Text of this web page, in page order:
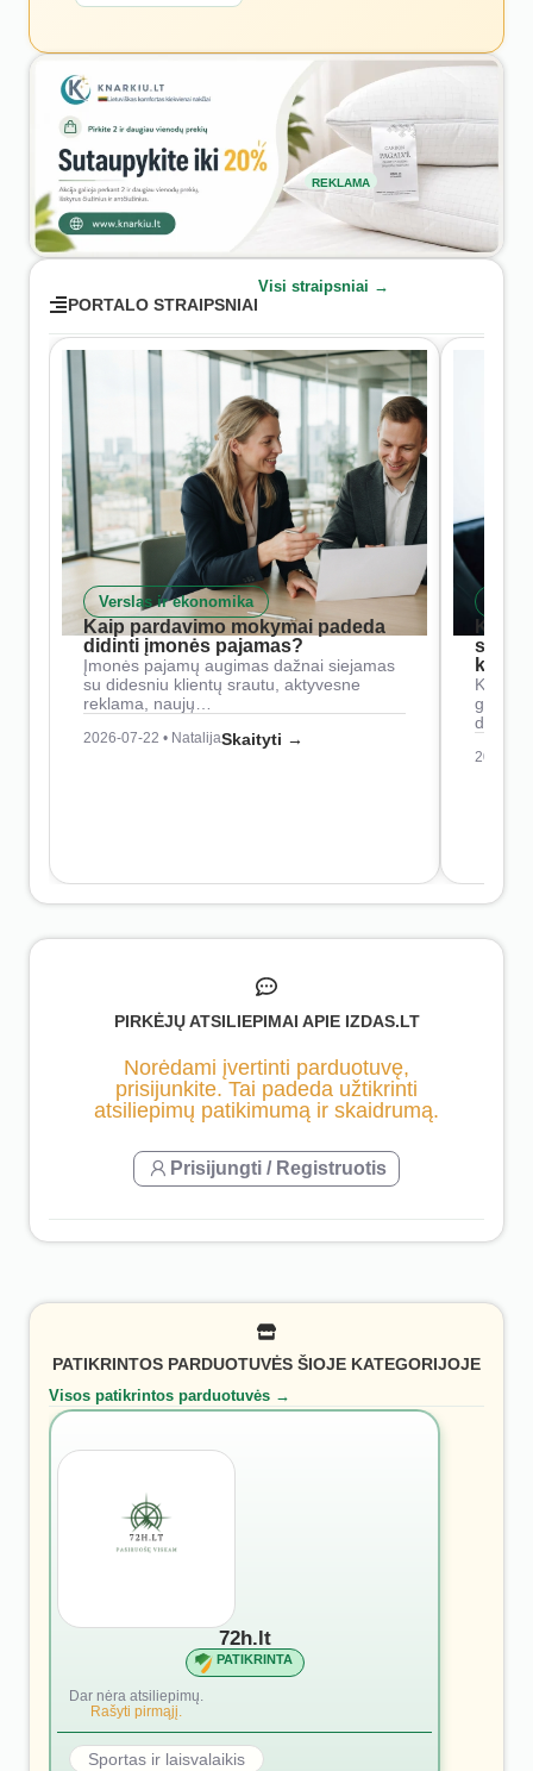
REKLAMA
PORTALO STRAIPSNIAI
Visi straipsniai →
Verslas ir ekonomika
Kaip pardavimo mokymai padeda
didinti įmonės pajamas?
Įmonės pajamų augimas dažnai siejamas
su didesniu klientų srautu, aktyvesne
reklama, naujų…
2026-07-22 • NatalijaSkaityti →
Kaip
2026-
PIRKĖJŲ ATSILIEPIMAI APIE IZDAS.LT
Norėdami įvertinti parduotuvę,
prisijunkite. Tai padeda užtikrinti
atsiliepimų patikimumą ir skaidrumą.
Prisijungti / Registruotis
PATIKRINTOS PARDUOTUVĖS ŠIOJE KATEGORIJOJE
Visos patikrintos parduotuvės →
72h.lt
PATIKRINTA
Dar nėra atsiliepimų.
Rašyti pirmąjį.
Sportas ir laisvalaikis